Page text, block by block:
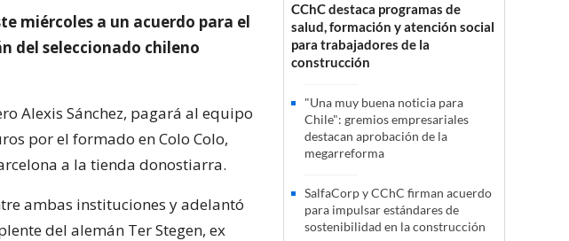
miércoles a un acuerdo para el
del seleccionado chileno
Alexis Sánchez, pagará al equipo
por el formado en Colo Colo,
a la tienda donostiarra.
ambas instituciones y adelantó
del alemán Ter Stegen, ex
CChC destaca programas de
salud, formación y atención social
para trabajadores de la
construcción
"Una muy buena noticia para
Chile": gremios empresariales
destacan aprobación de la
megarreforma
SalfaCorp y CChC firman acuerdo
para impulsar estándares de
sostenibilidad en la construcción